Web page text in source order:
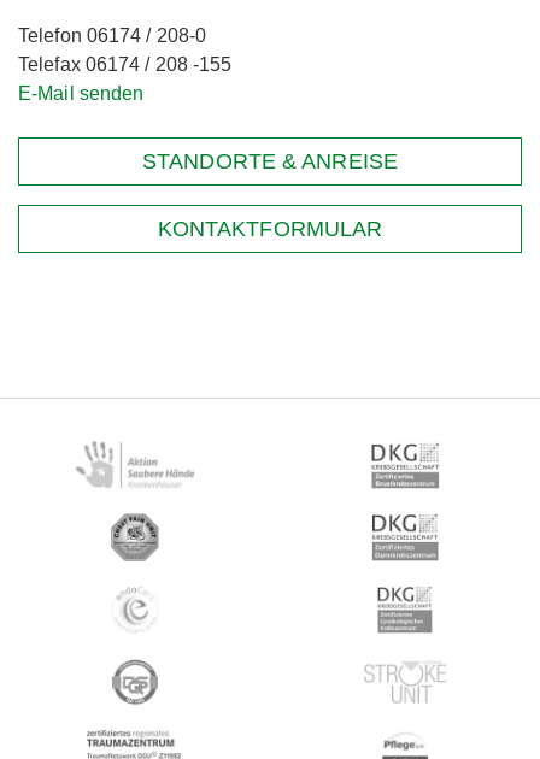
Telefon 06174 / 208-0
Telefax 06174 / 208 -155
E-Mail senden
STANDORTE & ANREISE
KONTAKTFORMULAR